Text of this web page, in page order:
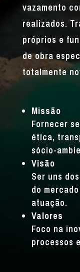
vazamento
realizados.
próprios e
de obra
totalmente
Missão
Fornecer
ética,
sócio-
Visão
Ser uns
do
atuação.
Valores
Foco na
processos